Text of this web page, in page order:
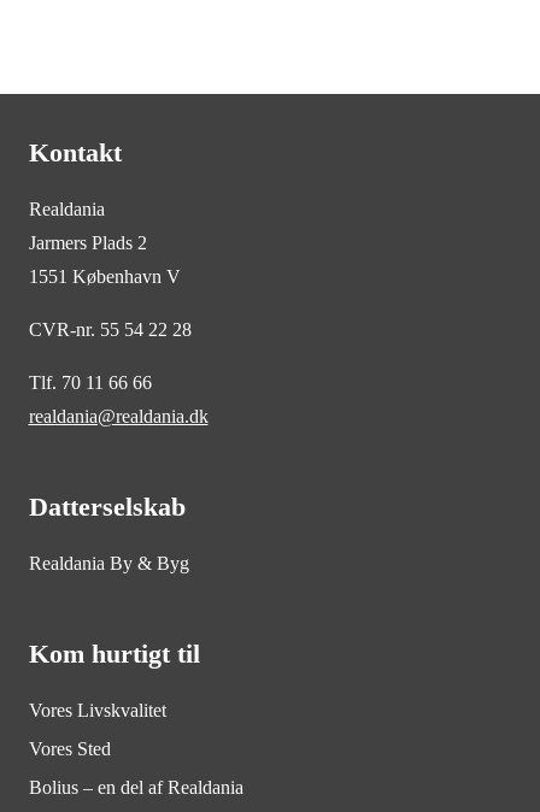
Kontakt
Realdania
Jarmers Plads 2
1551 København V
CVR-nr. 55 54 22 28
Tlf. 70 11 66 66
realdania@realdania.dk
Datterselskab
Realdania By & Byg
Kom hurtigt til
Vores Livskvalitet
Vores Sted
Bolius – en del af Realdania